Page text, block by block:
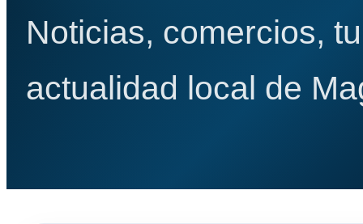
Noticias, comercios,
actualidad local de